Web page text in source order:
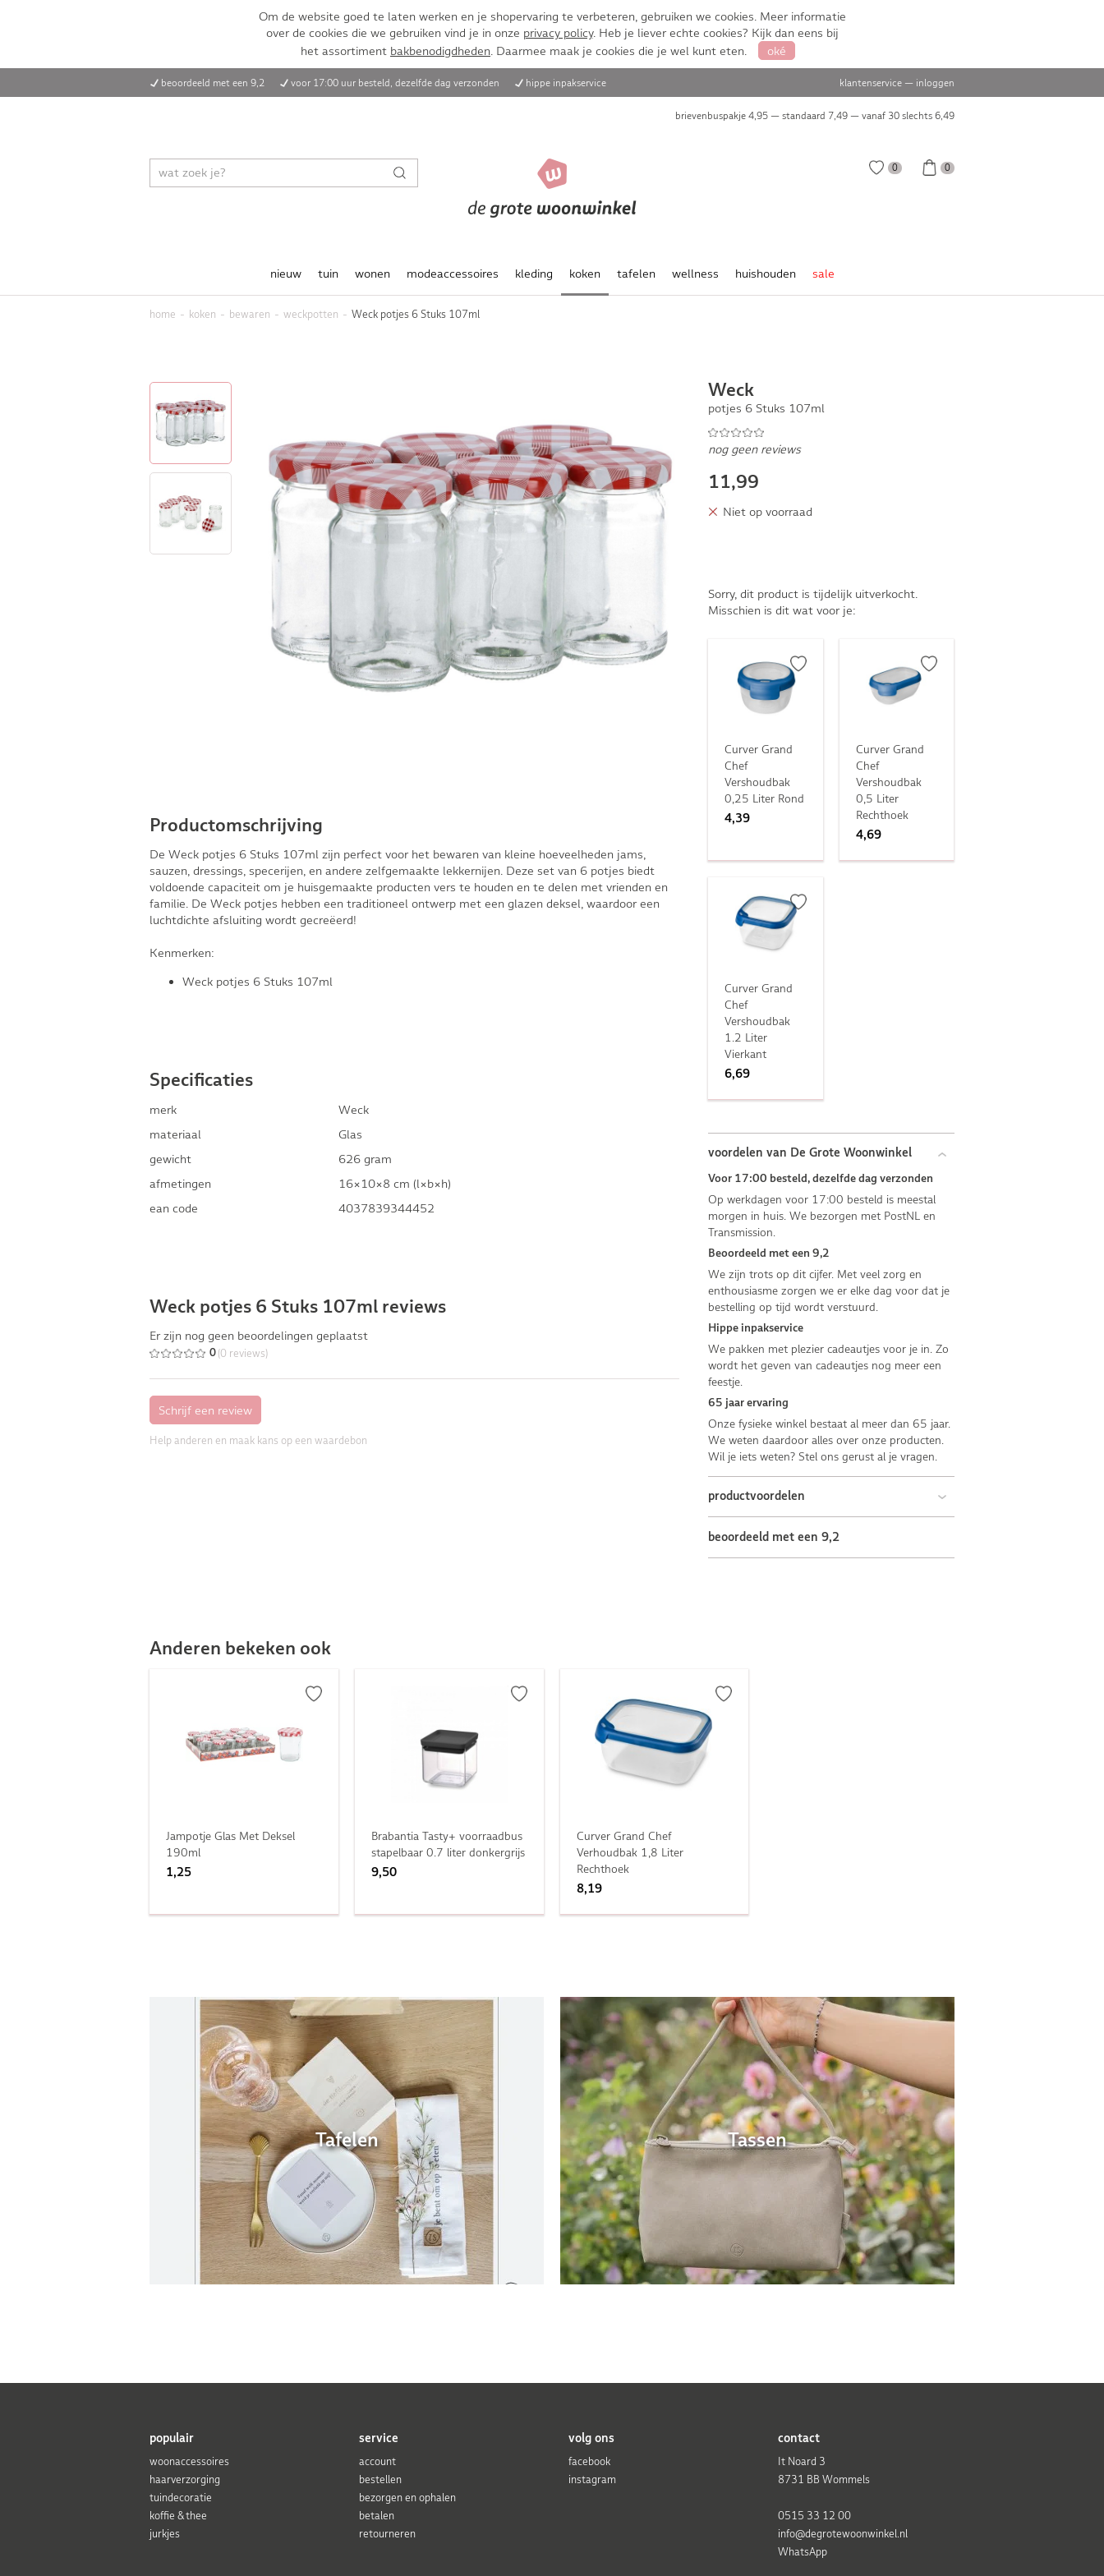
Om de website goed te laten werken en je shopervaring te verbeteren, gebruiken we cookies. Meer informatie
over de cookies die we gebruiken vind je in onze privacy policy. Heb je liever echte cookies? Kijk dan eens bij
het assortiment bakbenodigdheden. Daarmee maak je cookies die je wel kunt eten. oké
beoordeeld met een 9,2 voor 17:00 uur besteld, dezelfde dag verzonden hippe inpakservice klantenservice — inloggen
brievenbuspakje 4,95 — standaard 7,49 — vanaf 30 slechts 6,49
0 0
nieuw tuin wonen modeaccessoires kleding koken tafelen wellness huishouden sale
home koken bewaren weckpotten Weck potjes 6 Stuks 107ml
Productomschrijving
De Weck potjes 6 Stuks 107ml zijn perfect voor het bewaren van kleine hoeveelheden jams,
sauzen, dressings, specerijen, en andere zelfgemaakte lekkernijen. Deze set van 6 potjes biedt
voldoende capaciteit om je huisgemaakte producten vers te houden en te delen met vrienden en
familie. De Weck potjes hebben een traditioneel ontwerp met een glazen deksel, waardoor een
luchtdichte afsluiting wordt gecreëerd!
Kenmerken:
Weck potjes 6 Stuks 107ml
Specificaties
merk
Weck
materiaal
Glas
gewicht
626 gram
afmetingen
16×10×8 cm (l×b×h)
ean code
4037839344452
Weck potjes 6 Stuks 107ml reviews
Er zijn nog geen beoordelingen geplaatst
0 (0 reviews)
Help anderen en maak kans op een waardebon
Weck
potjes 6 Stuks 107ml
nog geen reviews
11,99
Niet op voorraad
Sorry, dit product is tijdelijk uitverkocht.
Misschien is dit wat voor je:
Curver Grand
Chef
Vershoudbak
0,25 Liter Rond
4,39
Curver Grand
Chef
Vershoudbak
0,5 Liter
Rechthoek
4,69
Curver Grand
Chef
Vershoudbak
1.2 Liter
Vierkant
6,69
voordelen van De Grote Woonwinkel
Voor 17:00 besteld, dezelfde dag verzonden
Op werkdagen voor 17:00 besteld is meestal
morgen in huis. We bezorgen met PostNL en
Transmission.
Beoordeeld met een 9,2
We zijn trots op dit cijfer. Met veel zorg en
enthousiasme zorgen we er elke dag voor dat je
bestelling op tijd wordt verstuurd.
Hippe inpakservice
We pakken met plezier cadeautjes voor je in. Zo
wordt het geven van cadeautjes nog meer een
feestje.
65 jaar ervaring
Onze fysieke winkel bestaat al meer dan 65 jaar.
We weten daardoor alles over onze producten.
Wil je iets weten? Stel ons gerust al je vragen.
productvoordelen
beoordeeld met een 9,2
Anderen bekeken ook
Jampotje Glas Met Deksel
190ml
1,25
Brabantia Tasty+ voorraadbus
stapelbaar 0.7 liter donkergrijs
9,50
Curver Grand Chef
Verhoudbak 1,8 Liter
Rechthoek
8,19
Tafelen Tassen
populair
woonaccessoires
haarverzorging
tuindecoratie
koffie & thee
jurkjes
service
account
bestellen
bezorgen en ophalen
betalen
retourneren
volg ons
facebook
instagram
contact
It Noard 3
8731 BB Wommels
0515 33 12 00
info@degrotewoonwinkel.nl
WhatsApp